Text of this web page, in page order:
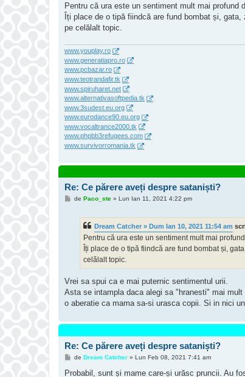
s
Pentru că ura este un sentiment mult mai profund
Îți place de o tipă fiindcă are fund bombat și,
pe celălalt topic.
www.youplay.ro
www.generatiapro.ro
www.pcbazar.ro
www.teotrandafir.tk
www.spiruharet.net
www.alternativasoftpedia.tk
www.3sudest.eu.org
www.eurodance90.eu.org
www.vocaltrance2000.tk
www.phpbb3refugees.com
www.survivorromania.tk
Re: Ce părere aveți despre sataniști?
Mde Paco_ste» Lun Ian 11, 2021 4:22 pm
Dream Catcher » Dum Ian 10, 2021 11:54 am
Pentru că ura este un sentiment mult mai
Îți place de o tipă fiindcă are fund bombat și,
celălalt topic.
Vrei sa spui ca e mai puternic sentimentul urii.
Asta se intampla daca alegi sa "hranesti" mai
o aberatie ca mama sa-si urasca copii. Si in nici
Re: Ce părere aveți despre sataniști?
M
s
de Dream Catcher» Lun Feb 08, 2021 7:41 am
Probabil, sunt și mame care-și urăsc pruncii. Au